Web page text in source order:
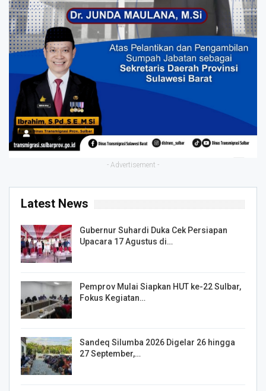
- Advertisement -
Latest News
Gubernur Suhardi Duka Cek Persiapan
Upacara 17 Agustus di…
Pemprov Mulai Siapkan HUT ke-22 Sulbar,
Fokus Kegiatan…
Sandeq Silumba 2026 Digelar 26 hingga
27 September,…